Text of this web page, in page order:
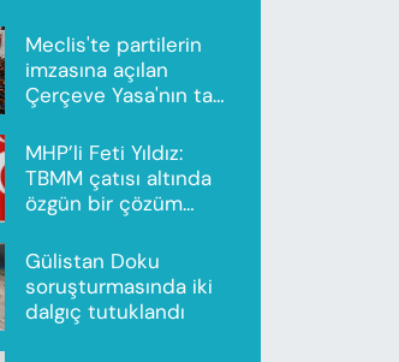
Meclis'te partilerin
imzasına açılan
Çerçeve Yasa'nın tam
MHP’li Feti Yıldız:
TBMM çatısı altında
özgün bir çözüm
Gülistan Doku
soruşturmasında iki
dalgıç tutuklandı